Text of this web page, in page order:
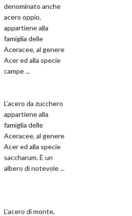
denominato anche
acero oppio,
appartiene alla
famiglia delle
Aceracee, al genere
Acer ed alla specie
campe ...
L’acero da zucchero
appartiene alla
famiglia delle
Aceracee, al genere
Acer ed alla specie
saccharum. È un
albero di notevole ...
L’acero di monte,